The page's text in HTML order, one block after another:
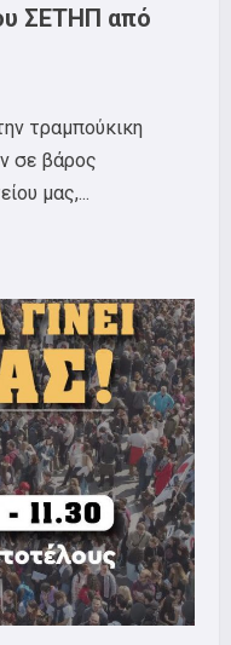
ΣΕΤΗΠ από
τραμπούκικη
σε βάρος
μας,...